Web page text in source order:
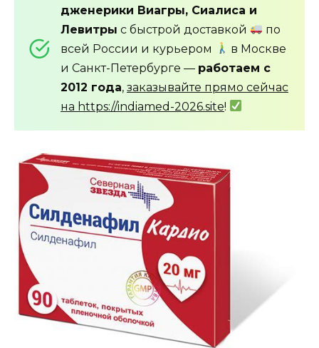
дженерики Виагры, Сиалиса и
Левитры с быстрой доставкой
по
всей России и курьером
в Москве
и Санкт-Петербурге — работаем с
2012 года, заказывайте прямо сейчас
на https://indiamed-2026.site!